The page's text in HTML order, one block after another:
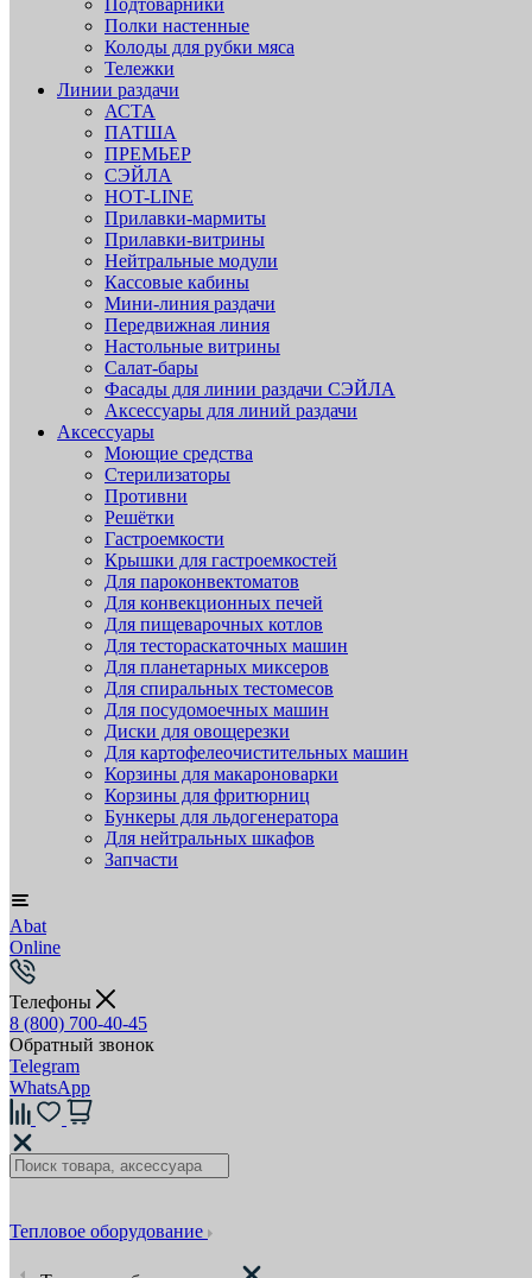
Подтоварники
Полки настенные
Колоды для рубки мяса
Тележки
Линии раздачи
АСТА
ПАТША
ПРЕМЬЕР
СЭЙЛА
HOT-LINE
Прилавки-мармиты
Прилавки-витрины
Нейтральные модули
Кассовые кабины
Мини-линия раздачи
Передвижная линия
Настольные витрины
Салат-бары
Фасады для линии раздачи СЭЙЛА
Аксессуары для линий раздачи
Аксессуары
Моющие средства
Стерилизаторы
Противни
Решётки
Гастроемкости
Крышки для гастроемкостей
Для пароконвектоматов
Для конвекционных печей
Для пищеварочных котлов
Для тестораскаточных машин
Для планетарных миксеров
Для спиральных тестомесов
Для посудомоечных машин
Диски для овощерезки
Для картофелеочистительных машин
Корзины для макароноварки
Корзины для фритюрниц
Бункеры для льдогенератора
Для нейтральных шкафов
Запчасти
Abat
Online
Телефоны
8 (800) 700-40-45
Обратный звонок
Telegram
WhatsApp
Тепловое оборудование